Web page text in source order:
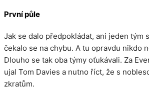
První půle
Jak se dalo předpokládat, ani jeden tým
čekalo se na chybu. A tu opravdu nikdo
Dlouho se tak oba týmy oťukávali. Za
ujal Tom Davies a nutno říct, že s
zkratům.